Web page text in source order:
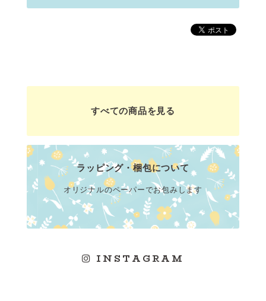
すべての商品を見る
ラッピング・梱包について
オリジナルのペーパーでお包みします
INSTAGRAM